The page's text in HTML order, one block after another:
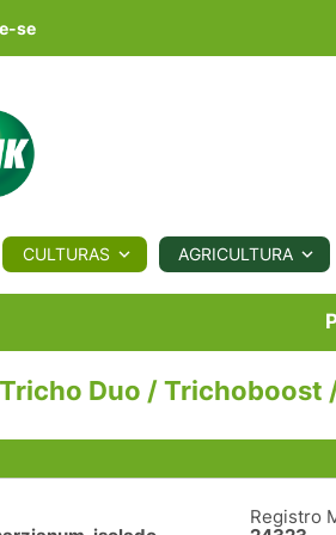
COTAÇÕES NOTÍCIAS
Eventos
Fotos
e
se
CULTURAS AGRICULTURA
Tricho Duo / Trichoboost
Registro